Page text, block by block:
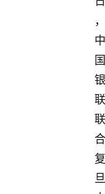
，
中
国
银
联
联
合
复
旦